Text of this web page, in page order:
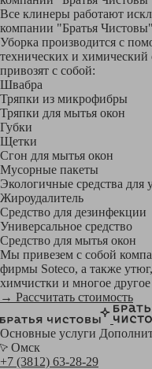
Все клинеры работают
компании "Братья
Уборка производится с
технических и
привозят с собой:
Швабра
Тряпки из микрофибры
Тряпки для мытья окон
Губки
Щетки
Сгон для мытья окон
Мусорные пакеты
Экологичные средства
Жироудалитель
Средство для дезинфекции
Универсальное средство
Средство для мытья окон
Мы привезем с собой
фирмы Soteco, а также
химчистки и многое
→ Рассчитать стоимость
Основные услуги
Омск
+7 (3812) 63-28-29